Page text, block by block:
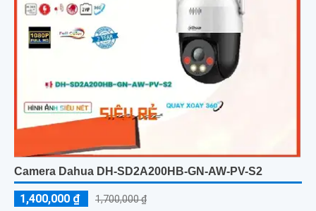
Camera Dahua DH-SD2A200HB-GN-AW-PV-S2
1,400,000 ₫ 1,700,000 ₫